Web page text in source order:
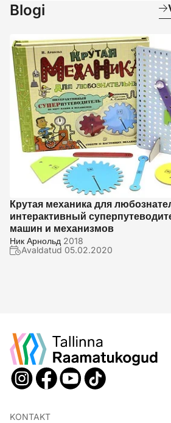
Blogi
Крутая механика для
интерактивный
машин и механизмов
Ник Арнольд 2018
Avaldatud 05.02.2020
KONTAKT